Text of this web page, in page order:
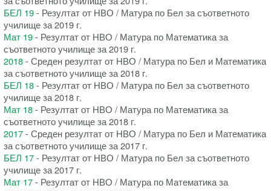
БЕЛ 19- Резултат от НВО / Матура по Бел за съответното
училище за 2019 г.
Мат 19- Резултат от НВО / Матура по Математика за
съответното училище за 2019 г.
2018- Среден резултат от НВО / Матура по Бел и Математика
за съответното училище за 2018 г.
БЕЛ 18- Резултат от НВО / Матура по Бел за съответното
училище за 2018 г.
Мат 18- Резултат от НВО / Матура по Математика за
съответното училище за 2018 г.
2017- Среден резултат от НВО / Матура по Бел и Математика
за съответното училище за 2017 г.
БЕЛ 17- Резултат от НВО / Матура по Бел за съответното
училище за 2017 г.
Мат 17- Резултат от НВО / Матура по Математика за